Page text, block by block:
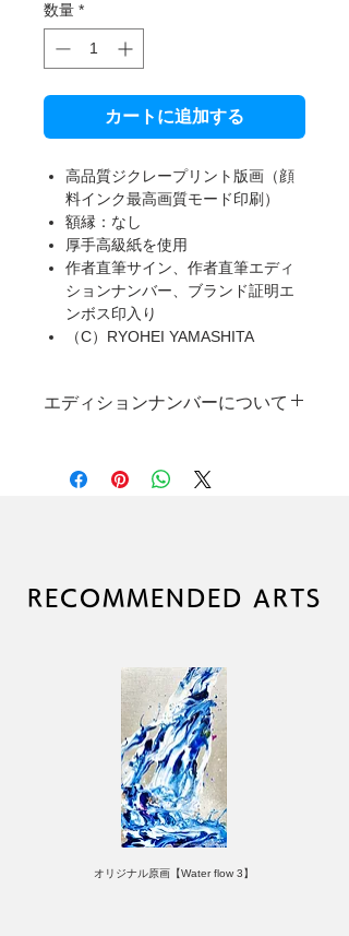
数量 *
カートに追加する
高品質ジクレープリント版画（顔
料インク最高画質モード印刷）
額縁：なし
厚手高級紙を使用
作者直筆サイン、作者直筆エディ
ションナンバー、ブランド証明エ
ンボス印入り
（C）RYOHEI YAMASHITA
エディションナンバーについて
とに異なった作者直筆エディションナ
ンバーが入ります。
RECOMMENDED ARTS
オリジナル原画【Water flow 3】